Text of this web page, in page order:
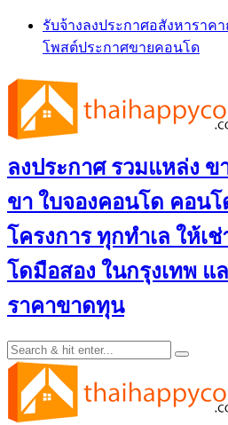
Skip
content
รับจ้างลงประกาศอสังหาราค
โพสต์ประกาศขายคอนโด
ลงประกาศ รวมแหล่ง
ขา ใบจองคอนโด คอน
โครงการ ทุกทำเล ให้เ
โดมือสอง ในกรุงเทพ แ
ราคาขาดทุน